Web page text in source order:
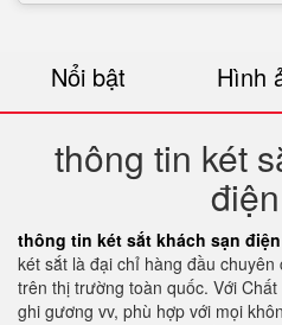
Nổi bật Hình
thông tin két
thông tin két sắt khách sạn
két sắt là đại chỉ hàng đầu
trên thị trường toàn quốc. Với
ghi gương vv, phù hợp với mọi